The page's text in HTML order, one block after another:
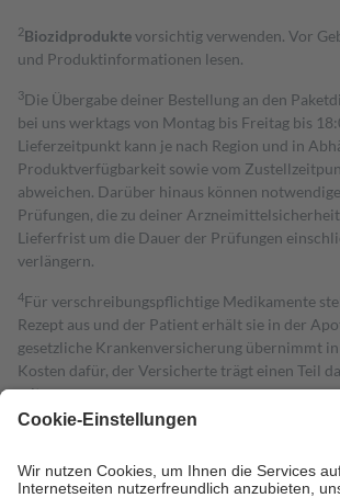
2Biozidproduktevorsichtig verwenden. Vor
und Produktinformationen lesen.
3Die Übergabe deiner Bestellung an den
bei uns werktags von Montag bis Freitag bis
Lieferzeitpunkt kann je nach Region und in
Produktverfügbarkeit sowie vom
abweichen. Darüber hinaus können
Prüfungen, die zu deiner
Lieferfrist um die Dauer der Prüfungen
verlängern.
4Für verschreibungspflichtige Medikamente
Rezept aus und der Patient erhält sie in der
gesetzliche Krankenversicherung übernimmt
Kosten dafür, der Versicherte trägt einen Teil
mit.
Grundsätzlich leisten Mitglieder Zuzahlungen in
höchstens zehn Euro.
Es sind jedoch nie mehr
Kosten der Leistung zu entrichten.